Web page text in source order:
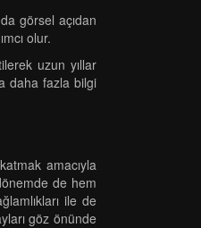
görsel açıdan
olur.
uzun yıllar
daha fazla bilgi
amacıyla
de hem
ile de
göz önünde